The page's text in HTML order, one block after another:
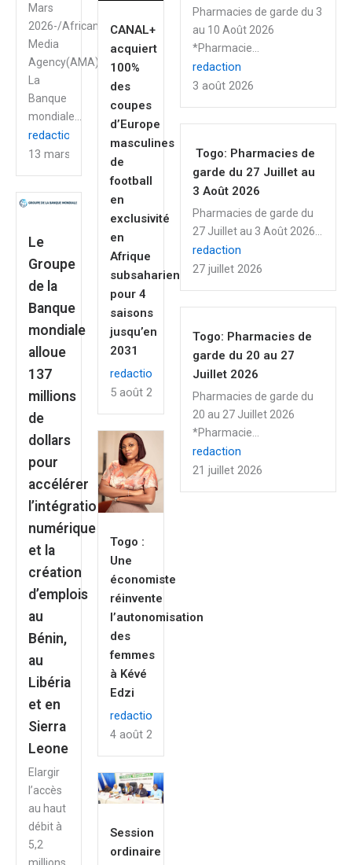
Mars
2026-/African
Media
Agency(AMA)/-
La
Banque
mondiale...
redaction
13 mars 2026
Le
Groupe
de la
Banque
mondiale
alloue
137
millions
de
dollars
pour
accélérer
l’intégration
numérique
et la
création
d’emplois
au
Bénin,
au
Libéria
et en
Sierra
Leone
Elargir
l’accès
au haut
débit à
5,2
millions
CANAL+
acquiert
100%
des
coupes
d’Europe
masculines
de
football
en
exclusivité
en
Afrique
subsaharienne
pour 4
saisons
jusqu’en
2031
redaction
5 août 2026
Togo :
Une
économiste
réinvente
l’autonomisation
des
femmes
à Kévé
Edzi
redaction
4 août 2026
Session
ordinaire
Pharmacies de garde du 3
au 10 Août 2026
*Pharmacie...
redaction
3 août 2026
Togo: Pharmacies de
garde du 27 Juillet au
3 Août 2026
Pharmacies de garde du
27 Juillet au 3 Août 2026...
redaction
27 juillet 2026
Togo: Pharmacies de
garde du 20 au 27
Juillet 2026
Pharmacies de garde du
20 au 27 Juillet 2026
*Pharmacie...
redaction
21 juillet 2026